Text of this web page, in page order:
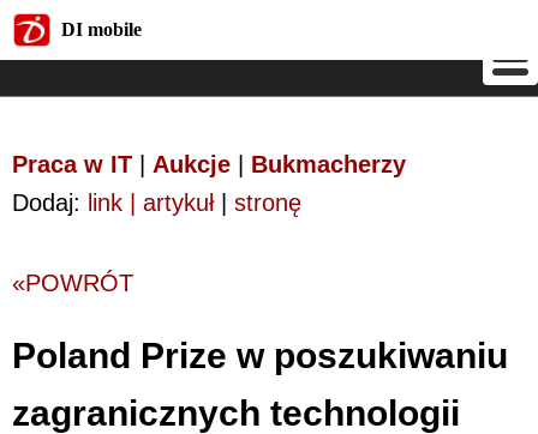
DI mobile
Praca w IT Aukcje
Bukmacherzy
Dodaj: link | artykuł| stronę
«POWRÓT
Poland Prize w poszukiwaniu
zagranicznych technologii
DI mobile